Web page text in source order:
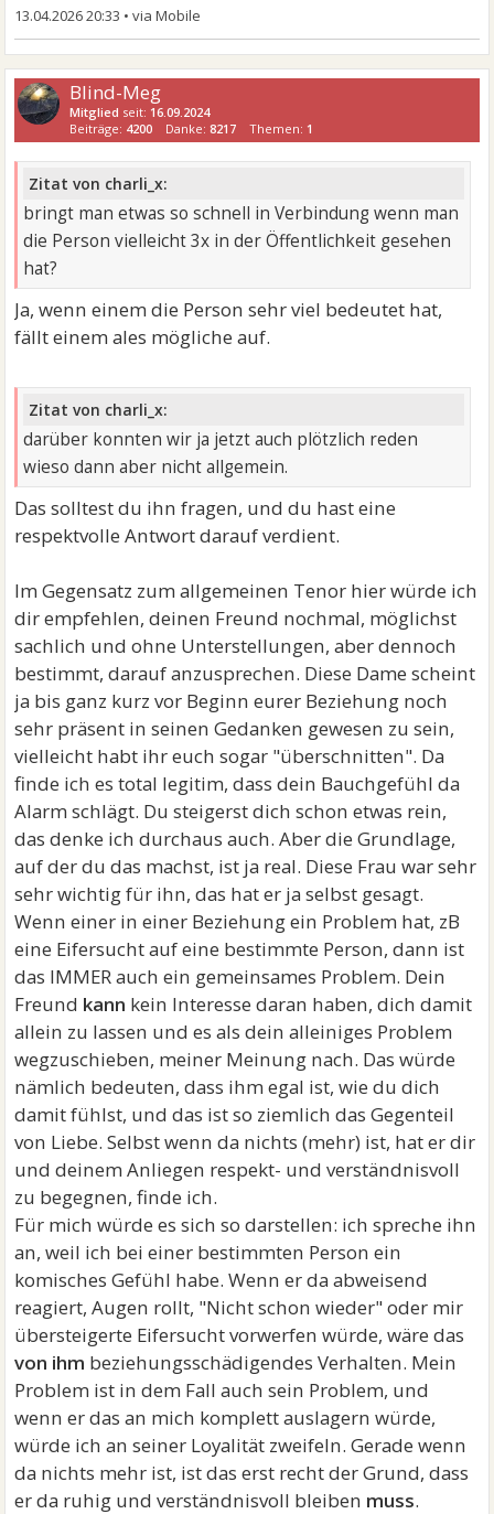
13.04.2026 20:33 •
Blind-Meg
Mitglied seit: 16.09.2024
Beiträge: 4200 Danke:8217 Themen: 1
Zitat von charli_x:
bringt man etwas so schnell in Verbindung wenn man
die Person vielleicht 3x in der Öffentlichkeit gesehen
hat?
Ja, wenn einem die Person sehr viel bedeutet hat,
fällt einem ales mögliche auf.
Zitat von charli_x:
darüber konnten wir ja jetzt auch plötzlich reden
wieso dann aber nicht allgemein.
Das solltest du ihn fragen, und du hast eine
respektvolle Antwort darauf verdient.
Im Gegensatz zum allgemeinen Tenor hier würde ich
dir empfehlen, deinen Freund nochmal, möglichst
sachlich und ohne Unterstellungen, aber dennoch
bestimmt, darauf anzusprechen. Diese Dame scheint
ja bis ganz kurz vor Beginn eurer Beziehung noch
sehr präsent in seinen Gedanken gewesen zu sein,
vielleicht habt ihr euch sogar "überschnitten". Da
finde ich es total legitim, dass dein Bauchgefühl da
Alarm schlägt. Du steigerst dich schon etwas rein,
das denke ich durchaus auch. Aber die Grundlage,
auf der du das machst, ist ja real. Diese Frau war sehr
sehr wichtig für ihn, das hat er ja selbst gesagt.
Wenn einer in einer Beziehung ein Problem hat, zB
eine Eifersucht auf eine bestimmte Person, dann ist
das IMMER auch ein gemeinsames Problem. Dein
Freund kann kein Interesse daran haben, dich damit
allein zu lassen und es als dein alleiniges Problem
wegzuschieben, meiner Meinung nach. Das würde
nämlich bedeuten, dass ihm egal ist, wie du dich
damit fühlst, und das ist so ziemlich das Gegenteil
von Liebe. Selbst wenn da nichts (mehr) ist, hat er dir
und deinem Anliegen respekt- und verständnisvoll
zu begegnen, finde ich.
Für mich würde es sich so darstellen: ich spreche ihn
an, weil ich bei einer bestimmten Person ein
komisches Gefühl habe. Wenn er da abweisend
reagiert, Augen rollt, "Nicht schon wieder" oder mir
übersteigerte Eifersucht vorwerfen würde, wäre das
von ihm beziehungsschädigendes Verhalten. Mein
Problem ist in dem Fall auch sein Problem, und
wenn er das an mich komplett auslagern würde,
würde ich an seiner Loyalität zweifeln. Gerade wenn
da nichts mehr ist, ist das erst recht der Grund, dass
er da ruhig und verständnisvoll bleiben muss.